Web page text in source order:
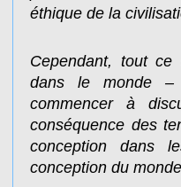
éthique de la
Cependant, tout
dans le monde
commencer à
conséquence des
conception dans
conception du